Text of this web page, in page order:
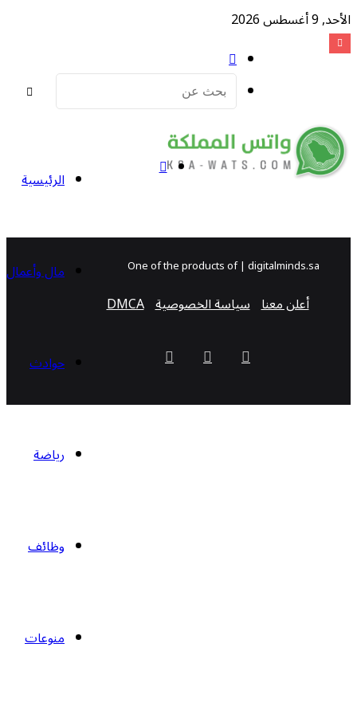
أغسطس 2026
مقال
عشوائي
الرئيسية
مال وأعمال
حوادث
رياضة
وظائف
منوعات
إضافة
عمود
جانبي
One of the products of | digitalminds.sa
أعلن معنا سياسة الخصوصية DMCA
‫YouTube
سناب
تيلقرام